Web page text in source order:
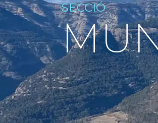
SECCIÓ